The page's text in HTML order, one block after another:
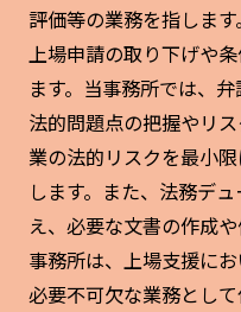
評価等の業務を指します
上場申請の取り下げや
ます。当事務所では、
法的問題点の把握やリ
業の法的リスクを最小
します。また、法務デ
え、必要な文書の作成
事務所は、上場支援に
必要不可欠な業務とし